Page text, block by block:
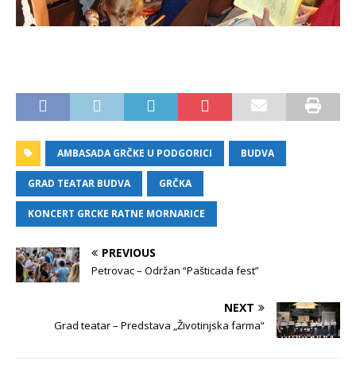
AMBASADA GRČKE U PODGORICI BUDVA
GRAD TEATAR BUDVA GRČKA
KONCERT GRCKE RATNE MORNARICE
PREVIOUS
Petrovac – Održan “Pašticada fest”
NEXT
Grad teatar – Predstava „Životinjska farma“